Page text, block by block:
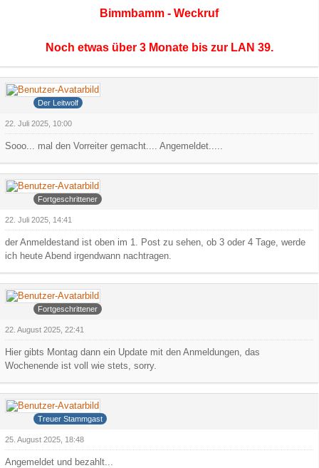
Bimmbamm - Weckruf
Noch etwas über 3 Monate bis zur LAN 39.
Grauer Wolf
Der Leitwolf
22. Juli 2025, 10:00
Sooo... mal den Vorreiter gemacht.... Angemeldet.....
Arowa
Fortgeschrittener
22. Juli 2025, 14:41
der Anmeldestand ist oben im 1. Post zu sehen, ob 3 oder 4 Tage, werde
ich heute Abend irgendwann nachtragen.
Arowa
Fortgeschrittener
22. August 2025, 22:41
Hier gibts Montag dann ein Update mit den Anmeldungen, das
Wochenende ist voll wie stets, sorry.
Ollijolli
Treuer Stammgast
25. August 2025, 18:48
Angemeldet und bezahlt...